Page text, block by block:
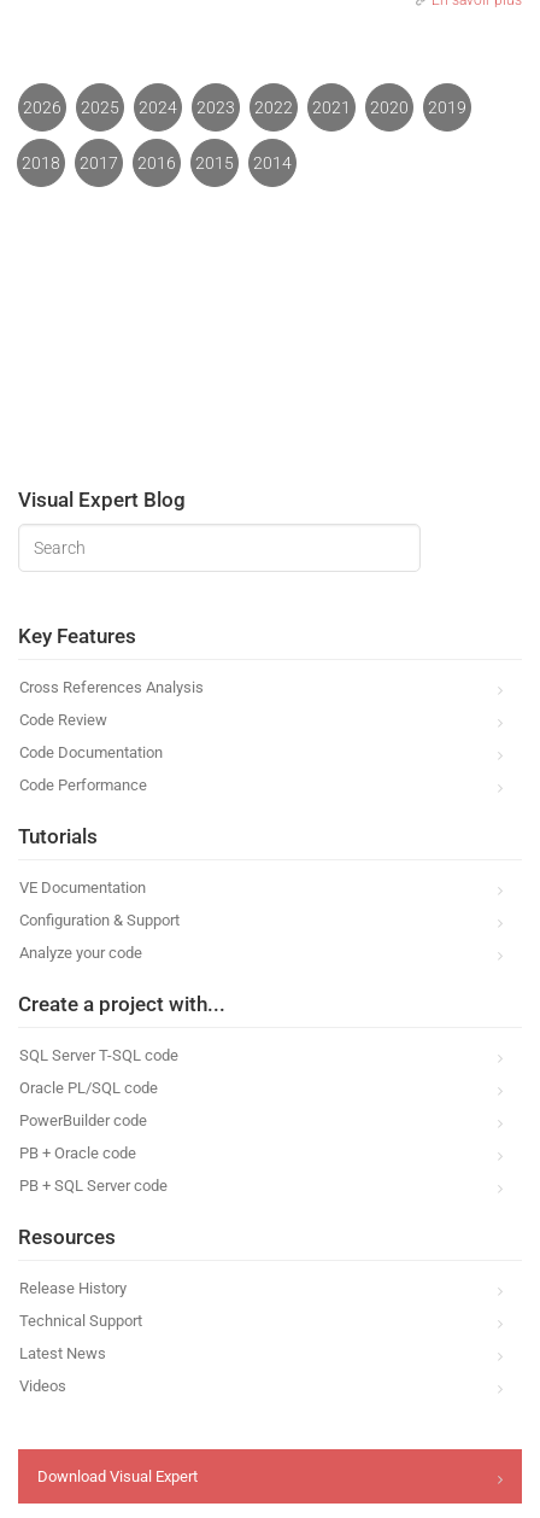
2026 2025 2024 2023 2022 2021 2020 2019
2018 2017 2016 2015 2014
Visual Expert Blog
Key Features
Cross References Analysis
Code Review
Code Documentation
Code Performance
Tutorials
VE Documentation
Configuration & Support
Analyze your code
Create a project with...
SQL Server T-SQL code
Oracle PL/SQL code
PowerBuilder code
PB + Oracle code
PB + SQL Server code
Resources
Release History
Technical Support
Latest News
Videos
Download Visual Expert